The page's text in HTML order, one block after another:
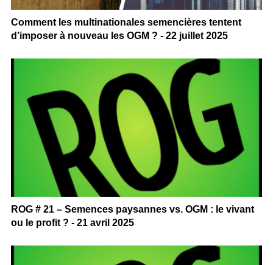
Comment les multinationales semencières tentent
d’imposer à nouveau les OGM ? - 22 juillet 2025
ROG # 21 – Semences paysannes vs. OGM : le vivant
ou le profit ? - 21 avril 2025